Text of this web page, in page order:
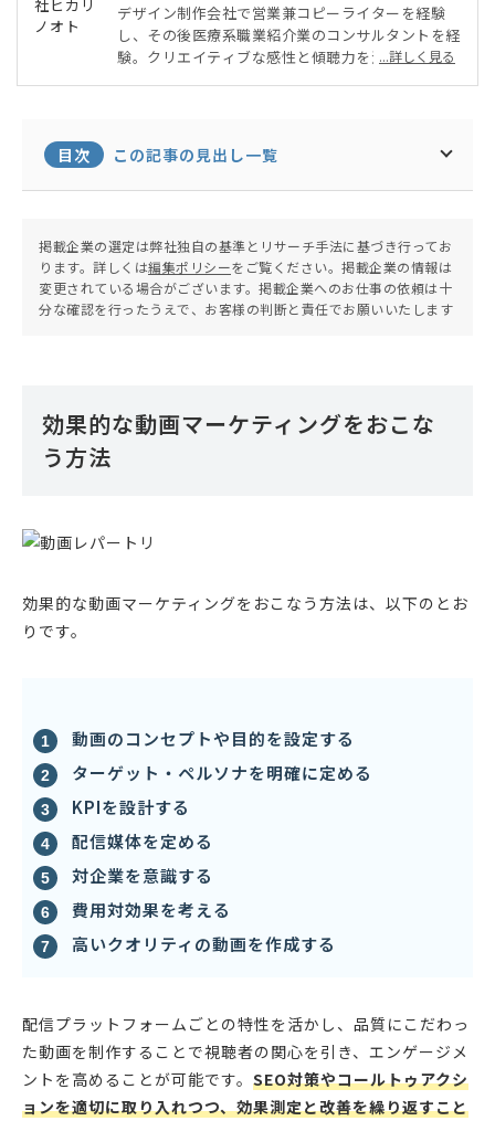
デザイン制作会社で営業兼コピーライターを経験
し、その後医療系職業紹介業のコンサルタントを経
験。クリエイティブな感性と傾聴力を活かして202
ンセリングを行う。
...詳しく見る
目次 この記事の見出し一覧
掲載企業の選定は弊社独自の基準とリサーチ手法に基づき行ってお
ります。詳しくは編集ポリシーをご覧ください。掲載企業の情報は
変更されている場合がございます。掲載企業へのお仕事の依頼は十
分な確認を行ったうえで、お客様の判断と責任でお願いいたします
効果的な動画マーケティングをおこな
う方法
効果的な動画マーケティングをおこなう方法は、以下のとお
りです。
動画のコンセプトや目的を設定する
ターゲット・ペルソナを明確に定める
KPIを設計する
配信媒体を定める
対企業を意識する
費用対効果を考える
高いクオリティの動画を作成する
配信プラットフォームごとの特性を活かし、品質にこだわっ
た動画を制作することで視聴者の関心を引き、エンゲージメ
ントを高めることが可能です。 SEO対策やコールトゥアクシ
ョンを適切に取り入れつつ、効果測定と改善を繰り返すこと